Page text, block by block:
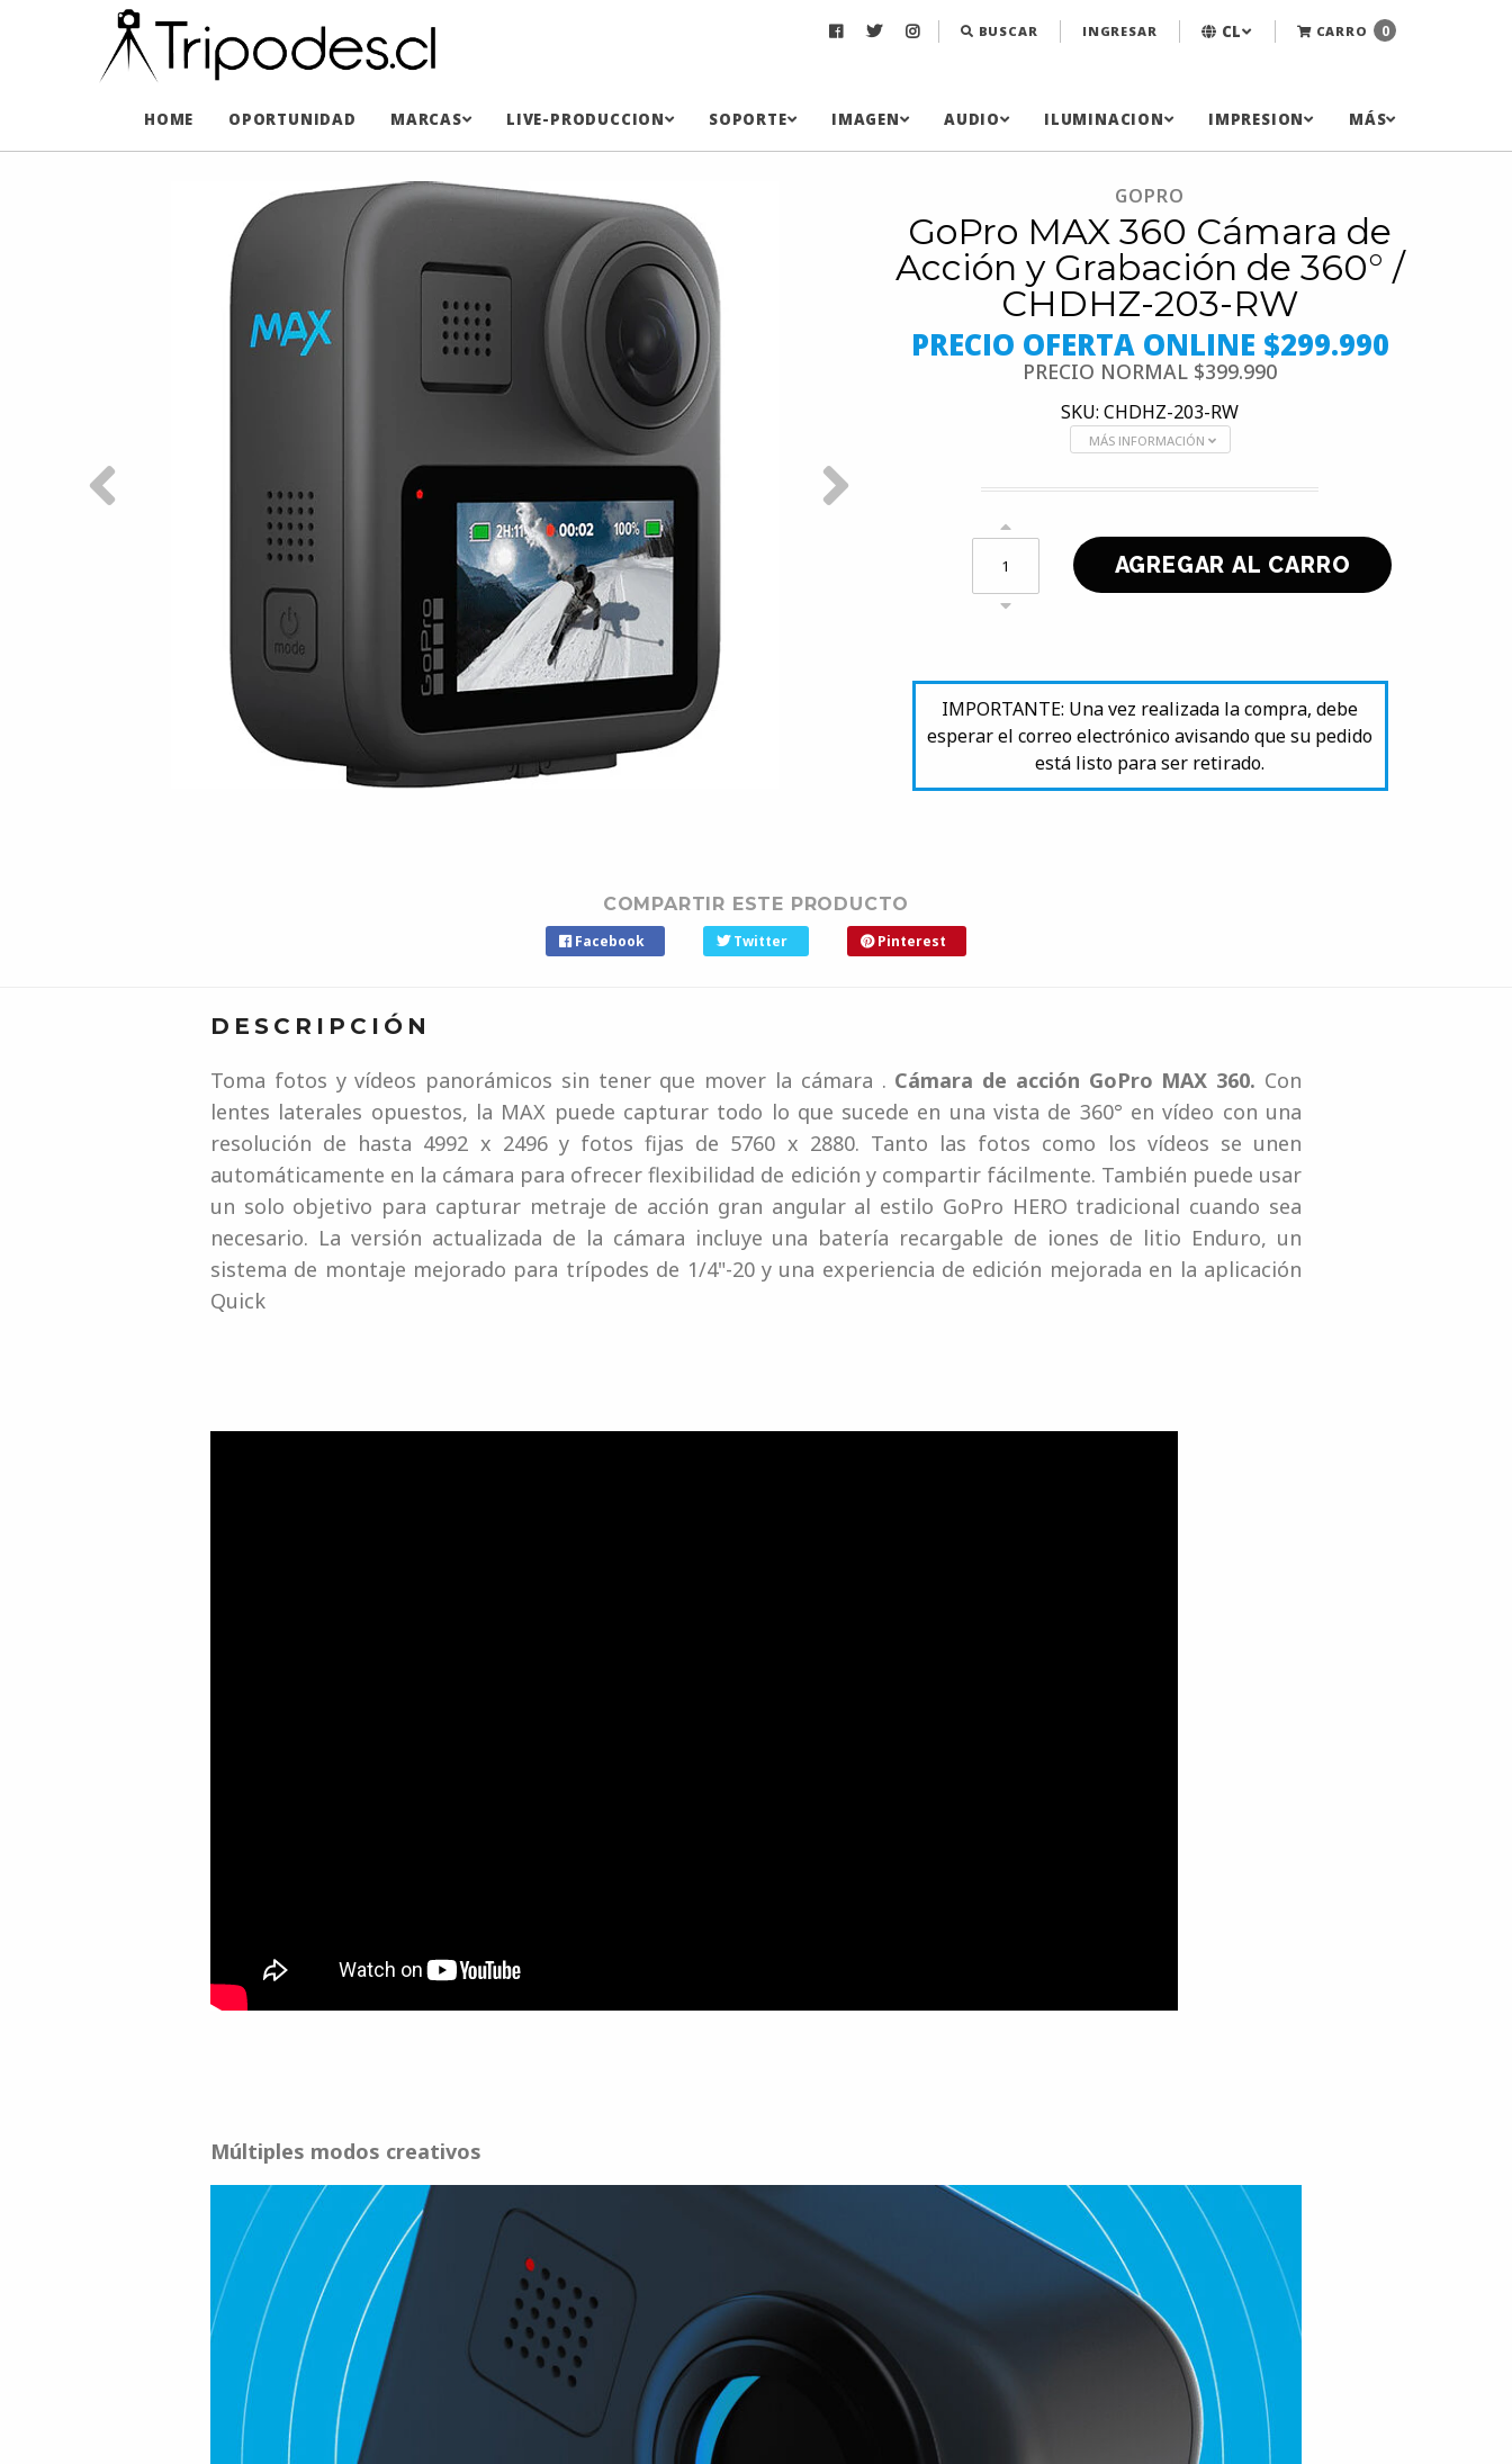
BUSCAR INGRESAR CL CARRO 0
HOME OPORTUNIDAD MARCAS LIVE-PRODUCCION SOPORTE IMAGEN AUDIO ILUMINACION IMPRESION MÁS
GOPRO
GoPro MAX 360 Cámara de
Acción y Grabación de 360° /
CHDHZ-203-RW
PRECIO OFERTA ONLINE $299.990
PRECIO NORMAL $399.990
SKU: CHDHZ-203-RW
MÁS INFORMACIÓN
IMPORTANTE: Una vez realizada la compra, debe
esperar el correo electrónico avisando que su pedido
está listo para ser retirado.
COMPARTIR ESTE PRODUCTO
Facebook Twitter Pinterest
DESCRIPCIÓN
Toma fotos y vídeos panorámicos sin tener que mover la cámara . Cámara de acción GoPro MAX 360. Con
lentes laterales opuestos, la MAX puede capturar todo lo que sucede en una vista de 360° en vídeo con una
resolución de hasta 4992 x 2496 y fotos fijas de 5760 x 2880. Tanto las fotos como los vídeos se unen
automáticamente en la cámara para ofrecer flexibilidad de edición y compartir fácilmente. También puede usar
un solo objetivo para capturar metraje de acción gran angular al estilo GoPro HERO tradicional cuando sea
necesario. La versión actualizada de la cámara incluye una batería recargable de iones de litio Enduro, un
sistema de montaje mejorado para trípodes de 1/4"-20 y una experiencia de edición mejorada en la aplicación
Quick
Múltiples modos creativos